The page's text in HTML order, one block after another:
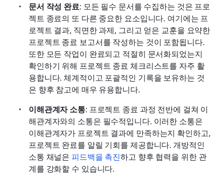
문서 작성 완료: 모든 필수 문서를 수집하는 것은 프로
젝트 종료의 또 다른 중요한 요소입니다. 여기에는 프
로젝트 결과, 직면한 과제, 그리고 얻은 교훈을 요약한
프로젝트 종료 보고서를 작성하는 것이 포함됩니다.
또한 모든 작업이 완료되고 적절히 문서화되었는지
확인하기 위해 프로젝트 종료 체크리스트를 자주 활
용합니다. 체계적이고 포괄적인 기록을 보유하는 것
은 향후 참고에 매우 유용합니다.
이해관계자 소통: 프로젝트 종료 과정 전반에 걸쳐 이
해관계자와의 소통은 필수적입니다. 이러한 소통은
이해관계자가 프로젝트 결과에 만족하는지 확인하고,
프로젝트 완료를 알릴 기회를 제공합니다. 개방적인
소통 채널은 피드백을 촉진하고 향후 협력을 위한 관
계를 강화할 수 있습니다.